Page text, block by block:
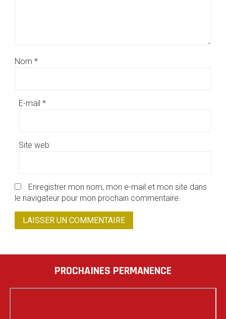
Nom *
E-mail *
Site web
Enregistrer mon nom, mon e-mail et mon site dans
le navigateur pour mon prochain commentaire.
PROCHAINES PERMANENCE